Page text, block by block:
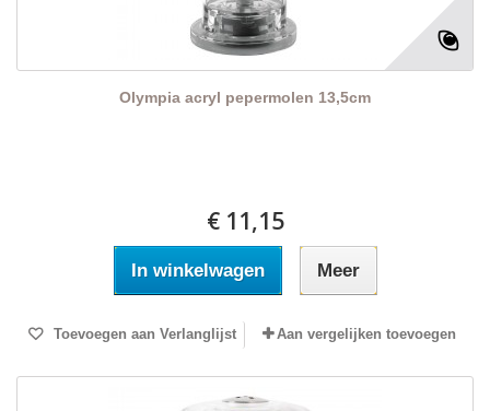
Olympia acryl pepermolen 13,5cm
€ 11,15
In winkelwagen Meer
Toevoegen aan Verlanglijst Aan vergelijken toevoegen